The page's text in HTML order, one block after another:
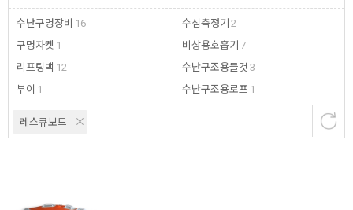
수난구명장비 16
구명자켓 1
리프팅백 12
부이 1
수심측정기 2
비상용호흡기 7
수난구조용들것 3
수난구조용로프 1
레스큐보드